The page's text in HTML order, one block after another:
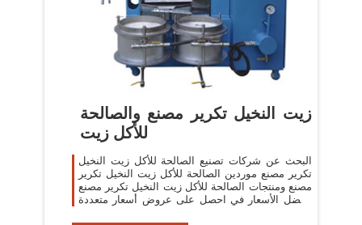
زيت النخيل تكرير مصنع والصالحة
للأكل زيت
البحث عن شركات تصنيع الصالحة للأكل زيت النخيل
تكرير مصنع موردين الصالحة للأكل زيت النخيل تكرير
مصنع ومنتجات الصالحة للأكل زيت النخيل تكرير مصنع
بأفضل الأسعار في احصل على عروض أسعار متعددة